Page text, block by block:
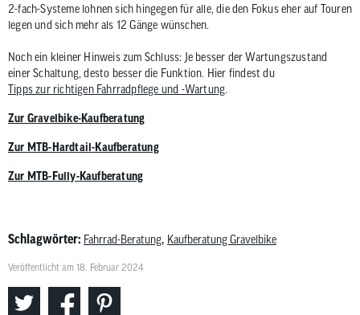
2-fach-Systeme lohnen sich hingegen für alle, die den Fokus eher auf Touren
legen und sich mehr als 12 Gänge wünschen.
Noch ein kleiner Hinweis zum Schluss: Je besser der Wartungszustand
einer Schaltung, desto besser die Funktion. Hier findest du
Tipps zur richtigen Fahrradpflege und -Wartung
Zur Gravelbike-Kaufberatung
Zur MTB-Hardtail-Kaufberatung
Zur MTB-Fully-Kaufberatung
Schlagwörter: Fahrrad-Beratung, Kaufberatung Gravelbike
Veröffentlicht am 18. Februar 2024